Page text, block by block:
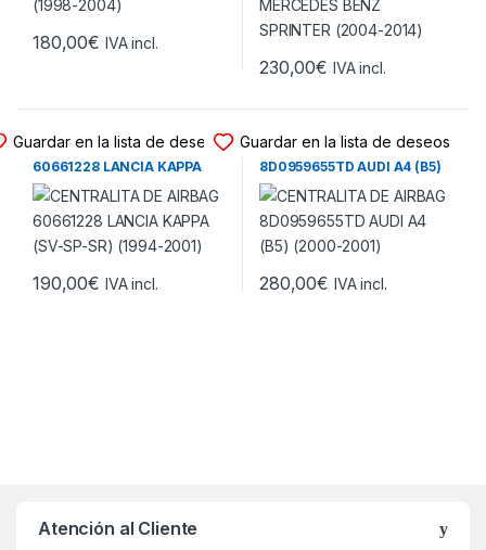
180,00€ IVA incl.
230,00€ IVA incl.
Guardar en la lista de deseos
CENTRALITA DE AIRBAG
60661228 LANCIA KAPPA
(SV-SP-SR) (1994-2001)
190,00€ IVA incl.
Guardar en la lista de deseos
CENTRALITA DE AIRBAG
8D0959655TD AUDI A4 (B5)
(2000-2001)
280,00€ IVA incl.
Atención al Cliente